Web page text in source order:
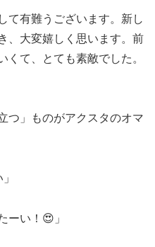
て有難うございます。新し
、大変嬉しく思います。前
くて、とても素敵でした。
つ」ものがアクスタのオマ
ーい！😍」